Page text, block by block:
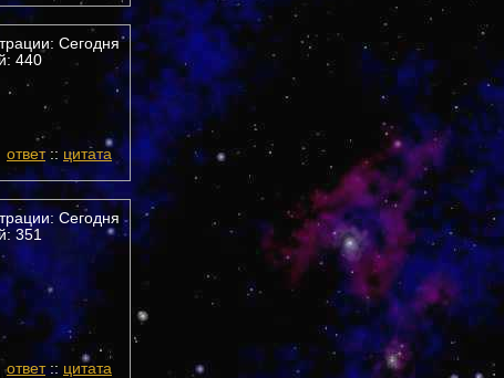
Сегодня
440
ответ:: цитата
Сегодня
351
ответ:: цитата